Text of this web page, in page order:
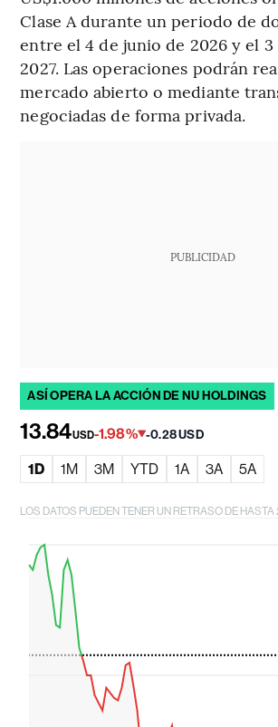
Clase A durante un periodo de
entre el 4 de junio de 2026 y el
2027. Las operaciones podrán
mercado abierto o mediante
negociadas de forma privada.
PUBLICIDAD
ASÍ OPERA LA ACCIÓN DE NU HOLDINGS
13.84USD-1.98% -0.28 USD
1D 1M 3M YTD 1A 3A 5A
LOS DATOS PUEDEN TENER UN RETRASO DE HASTA